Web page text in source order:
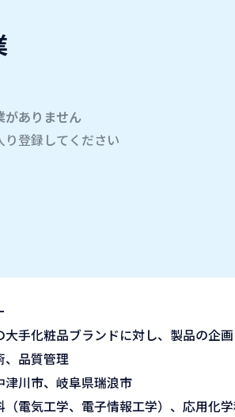
大手化粧品ブランドに対し、製品の企
、品質管理
津川市、岐阜県瑞浪市
（電気工学、電子情報工学）、応用化
がありません
登録してください